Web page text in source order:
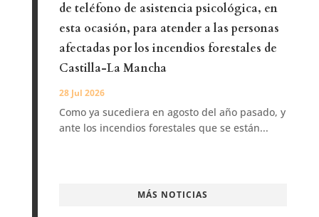
de teléfono de asistencia psicológica, en
esta ocasión, para atender a las personas
afectadas por los incendios forestales de
Castilla-La Mancha
28 Jul 2026
Como ya sucediera en agosto del año pasado, y
ante los incendios forestales que se están...
MÁS NOTICIAS